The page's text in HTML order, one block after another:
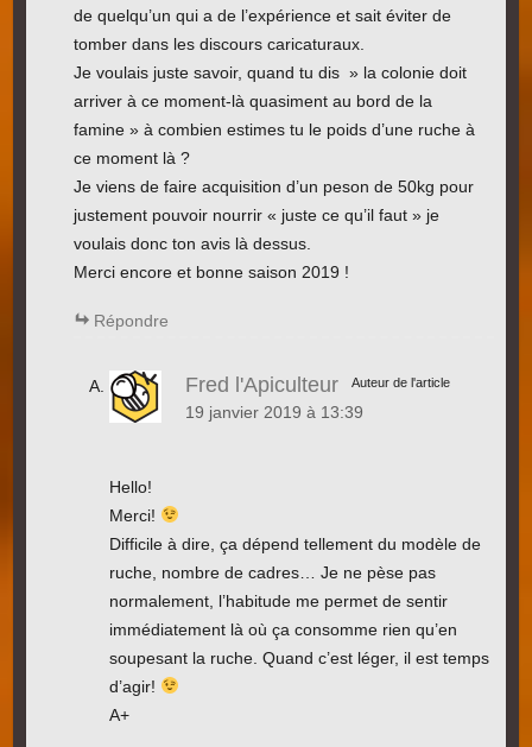
de quelqu’un qui a de l’expérience et sait éviter de
tomber dans les discours caricaturaux.
Je voulais juste savoir, quand tu dis » la colonie doit
arriver à ce moment-là quasiment au bord de la
famine » à combien estimes tu le poids d’une ruche à
ce moment là ?
Je viens de faire acquisition d’un peson de 50kg pour
justement pouvoir nourrir « juste ce qu’il faut » je
voulais donc ton avis là dessus.
Merci encore et bonne saison 2019 !
Répondre
Fred l'Apiculteur Auteur de l'article
19 janvier 2019 à 13:39
Hello!
Merci!
Difficile à dire, ça dépend tellement du modèle de
ruche, nombre de cadres… Je ne pèse pas
normalement, l’habitude me permet de sentir
immédiatement là où ça consomme rien qu’en
soupesant la ruche. Quand c’est léger, il est temps
d’agir!
A+